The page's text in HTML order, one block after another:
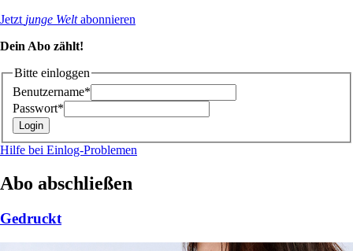
Jetzt junge Weltabonnieren
Dein Abo zählt!
Bitte einloggen
Benutzername*
Passwort*
Hilfe bei Einlog-Problemen
Abo abschließen
Gedruckt